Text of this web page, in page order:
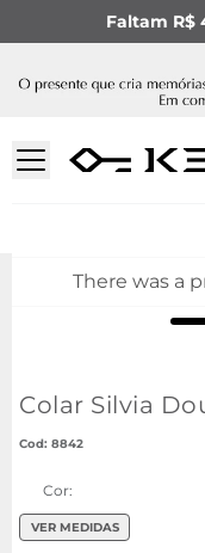
Faltam R$
There was a
Colar Silvia
: 8842
Cor:
VER MEDIDAS